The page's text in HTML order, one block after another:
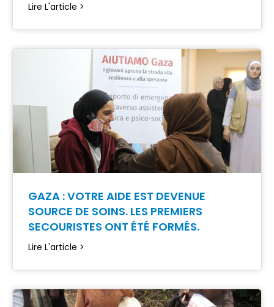
Lire L'article >
GAZA : VOTRE AIDE EST DEVENUE
SOURCE DE SOINS. LES PREMIERS
SECOURISTES ONT ÉTÉ FORMÉS.
Lire L'article >